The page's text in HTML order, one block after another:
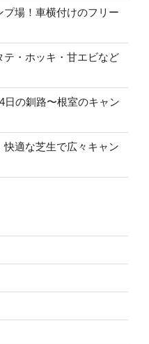
場！車横付けのフリー
・ホッキ・甘エビなど
日の釧路〜根室のキャン
適な芝生で広々キャン